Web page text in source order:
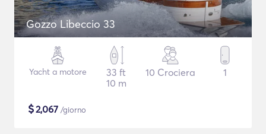
Gozzo Libeccio 33
Yacht a motore
33 ft
10 m
10 Crociera 1
$2,067 /giorno